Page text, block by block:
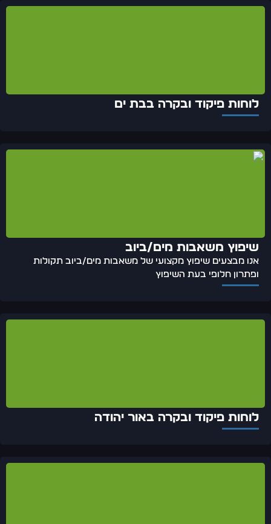
לוחות פיקוד ובקרה בבת ים
שיפוץ משאבות מים/ביוב
אנו מבצעים שיפוץ מקצועי של משאבות מים/ביוב תקולות
ופתרון חלופי בעת השיפוץ
לוחות פיקוד ובקרה באור יהודה